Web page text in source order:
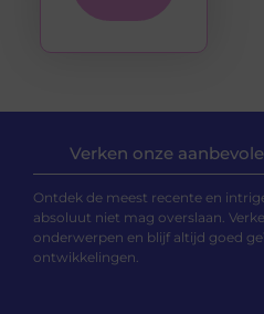
Verken onze
Ontdek de meest recente en
absoluut niet mag overslaan.
onderwerpen en blijf altijd goed
ontwikkelingen.